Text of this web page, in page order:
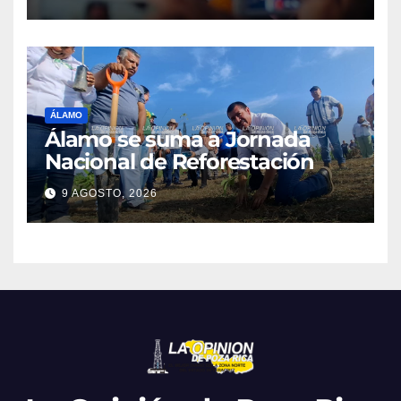
ÁLAMO
Álamo se suma a Jornada
Nacional de Reforestación
9 AGOSTO, 2026